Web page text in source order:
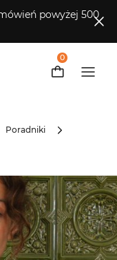
powyżej 500
0
Poradniki